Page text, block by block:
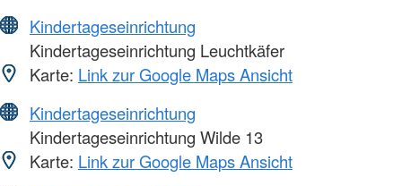
Kindertageseinrichtung
Kindertageseinrichtung Leuchtkäfer
Karte: Link zur Google Maps Ansicht
Kindertageseinrichtung
Kindertageseinrichtung Wilde 13
Karte: Link zur Google Maps Ansicht